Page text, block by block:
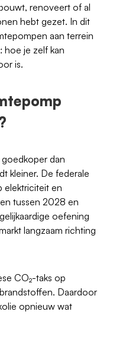
renoveert of al
hebt gezet. In dit
aan terrein
hoe je zelf kan
is.
goedkoper dan
kleiner. De federale
elektriciteit en
tussen 2028 en
oefening
langzaam richting
CO₂-taks op
Daardoor
opnieuw wat